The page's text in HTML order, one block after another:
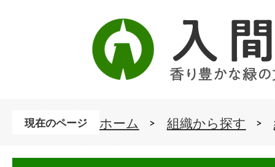
現在のページ ホーム 組織から探す